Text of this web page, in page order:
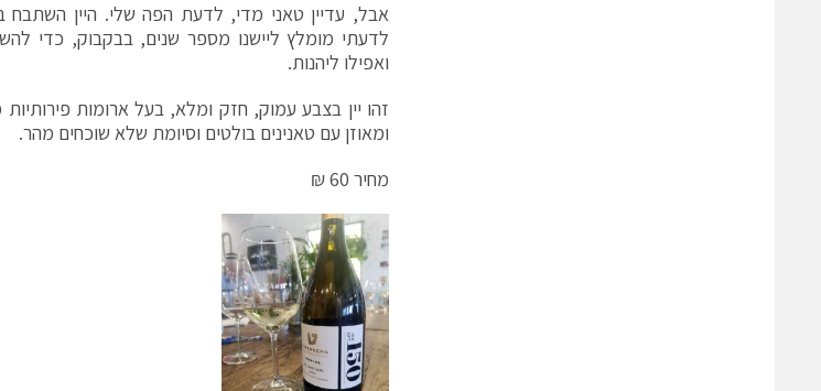
אבל, עדיין טאני מדי, לדעת הפה שלי. היין השתבח
לדעתי מומלץ ליישנו מספר שנים, בבקבוק, כדי
ואפילו ליהנות.
זהו יין בצבע עמוק, חזק ומלא, בעל ארומות
ומאוזן עם טאנינים בולטים וסיומת שלא שוכחים מהר.
מחיר 60 ₪